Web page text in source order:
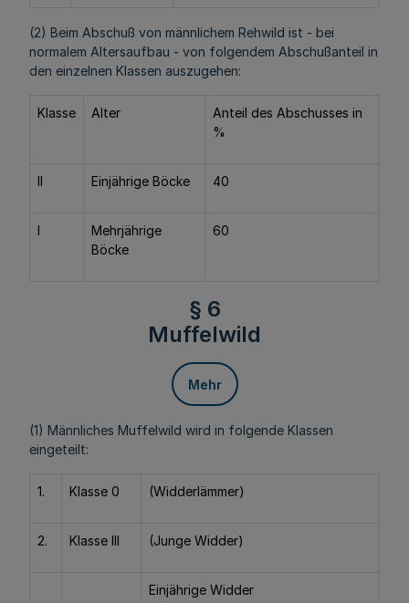
(2) Beim Abschuß von männlichem Rehwild ist - bei
normalem Altersaufbau - von folgendem Abschußanteil in
den einzelnen Klassen auszugehen:
Klasse Alter
Anteil des Abschusses in
%
II Einjährige Böcke 40
I
Mehrjährige
Böcke
60
§ 6
Muffelwild
Mehr
(1) Männliches Muffelwild wird in folgende Klassen
eingeteilt:
1. Klasse 0 (Widderlämmer)
2. Klasse III (Junge Widder)
Einjährige Widder